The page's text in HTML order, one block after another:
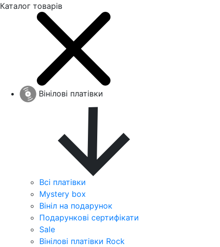
Каталог товарів
Вінілові платівки
Всі платівки
Mystery box
Вініл на подарунок
Подарункові сертифікати
Sale
Вінілові платівки Rock